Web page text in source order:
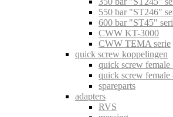
550 bar "ST246"
600 bar "ST45"
CWW KT-3000
CWW TEMA serie
quick screw koppelingen
quick screw female
quick screw female
spareparts
adapters
RVS